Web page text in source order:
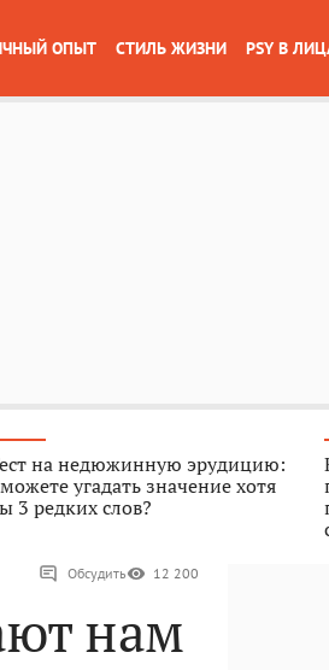
ОПЫТ СТИЛЬ ЖИЗНИ PSY В
на недюжинную эрудицию:
угадать значение хотя
3 редких слов?
Обсудить 12 200
нам